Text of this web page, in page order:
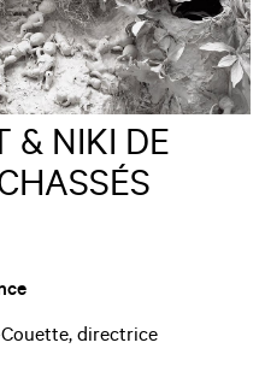
& NIKI DE
directrice